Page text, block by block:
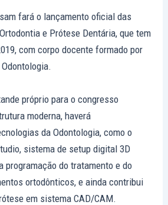
fará o lançamento oficial das
e Prótese Dentária, que tem
com corpo docente formado por
próprio para o congresso
moderna, haverá
da Odontologia, como o
sistema de setup digital 3D
programação do tratamento e do
ortodônticos, e ainda contribui
em sistema CAD/CAM.